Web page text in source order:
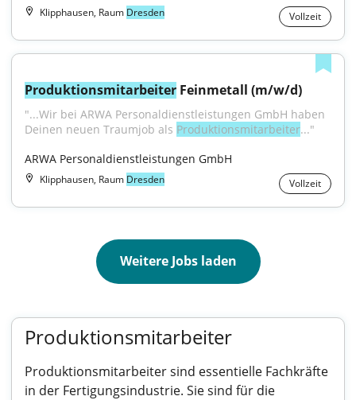
Klipphausen, Raum Dresden Vollzeit
Produktionsmitarbeiter Feinmetall (m/w/d)
"...Wir bei ARWA Personaldienstleistungen GmbH haben
Deinen neuen Traumjob als Produktionsmitarbeiter..."
ARWA Personaldienstleistungen GmbH
Klipphausen, Raum Dresden Vollzeit
Weitere Jobs laden
Produktionsmitarbeiter
Produktionsmitarbeiter sind essentielle Fachkräfte
in der Fertigungsindustrie. Sie sind für die